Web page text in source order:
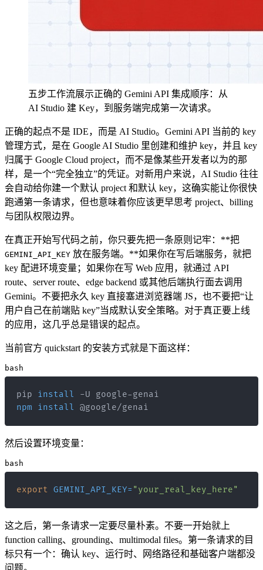
五步工作流展示正确的 Gemini API 集成顺序：从
AI Studio 建 Key，到服务端完成第一次请求。
正确的起点不是 IDE，而是 AI Studio。Gemini API 当前的 key
管理方式，是在 Google AI Studio 里创建和维护 key，并且 key
归属于 Google Cloud project，而不是像某些开发者以为的那
样，是一个“完全独立”的凭证。对新用户来说，AI Studio 往往
会自动给你建一个默认 project 和默认 key，这确实能让你很快
跑通第一条请求，但也意味着你应该更早思考 project、billing
与团队权限边界。
在真正开始写代码之前，你只要先把一条原则记牢：**把
GEMINI_API_KEY 放在服务端。**如果你在写后端服务，就把
key 配进环境变量；如果你在写 Web 应用，就通过 API
route、server route、edge backend 或其他后端执行面去调用
Gemini。不要把永久 key 直接塞进浏览器端 JS，也不要把“让
用户自己在前端贴 key”当成默认安全策略。对于真正要上线
的应用，这几乎总是错误的起点。
当前官方 quickstart 的安装方式就是下面这样：
bash
pip install
npm
install @google/genai
然后设置环境变量：
bash
export GEMINI_API_KEY= "your_real_key_here"
这之后，第一条请求一定要尽量朴素。不要一开始就上
function calling、grounding、multimodal files。第一条请求的目
标只有一个：确认 key、运行时、网络路径和基础客户端都没